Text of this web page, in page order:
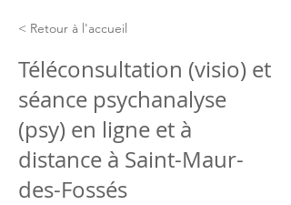
< Retour à l'accueil
Téléconsultation (visio) et
séance psychanalyse
(psy) en ligne et à
distance à Saint-Maur-
des-Fossés